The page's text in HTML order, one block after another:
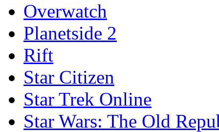
Overwatch
Planetside 2
Rift
Star Citizen
Star Trek Online
Star Wars: The Old